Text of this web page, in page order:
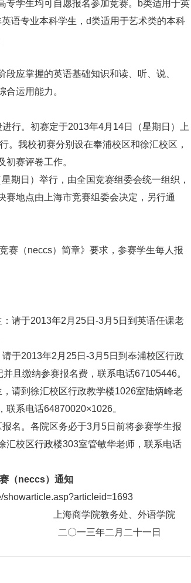
学生均可自愿报名参加竞赛。b类适用于英
语专业本科学生，d类适用于艺术类的本科
应掌握的英语基础知识和读、听、说、
合运用能力。
。初赛定于2013年4月14日（星期日）上
。我校初赛分别设在奉浦校区和徐汇校区，
赛评卷工作。
日）举行，由全国竞赛组委会统一组织，
赛地点由上海市竞赛组委会决定，另行通
（neccs）简章》要求，参赛学生每人报
于2013年2月25日-3月5日到英语任课老
2013年2月25日-3月5日到奉浦校区行政
且缴纳参赛报名费，联系电话67105446。
到徐汇校区行政教学楼1026室陆炳峰老
联系电话64870020×1026。
。各院区务必于3月5日前将参赛学生报
汇校区行政楼303室管敏华老师，联系电话
（neccs）通知
务处、外语学院
月二十一日